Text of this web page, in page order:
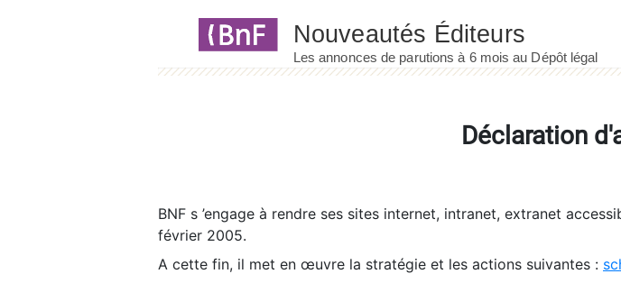
Déclaration
BNF s ’engage à rendre ses sites internet, intranet, extranet
février 2005.
A cette fin, il met en œuvre la stratégie et les actions suivantes :